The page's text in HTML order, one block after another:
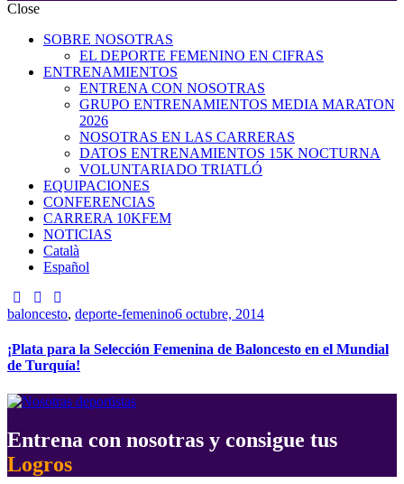
Close
SOBRE NOSOTRAS
EL DEPORTE FEMENINO EN CIFRAS
ENTRENAMIENTOS
ENTRENA CON NOSOTRAS
GRUPO ENTRENAMIENTOS MEDIA MARATON
2026
NOSOTRAS EN LAS CARRERAS
DATOS ENTRENAMIENTOS 15K NOCTURNA
VOLUNTARIADO TRIATLÓ
EQUIPACIONES
CONFERENCIAS
CARRERA 10KFEM
NOTICIAS
Català
Español
baloncesto, deporte-femenino6 octubre, 2014
¡Plata para la Selección Femenina de Baloncesto en el Mundial
de Turquía!
Entrena con nosotras y consigue tus
Logros